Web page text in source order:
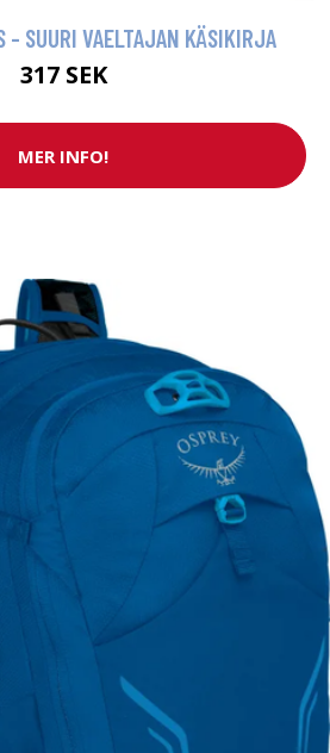
- SUURI VAELTAJAN KÄSIKIRJA
317 SEK
MER INFO!